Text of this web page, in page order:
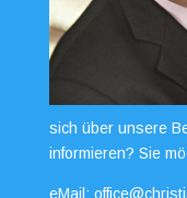
sich über unsere
informieren? Sie
eMail: